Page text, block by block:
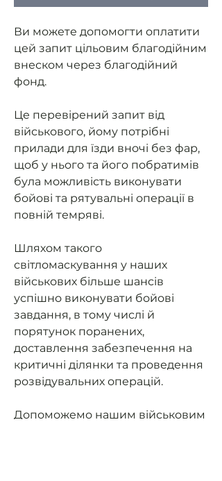
Ви можете допомогти оплатити
цей запит цільовим благодійним
внеском через благодійний
фонд.
Це перевірений запит від
військового, йому потрібні
прилади для їзди вночі без фар,
щоб у нього та його побратимів
була можливість виконувати
бойові та рятувальні операції в
повній темряві.
Шляхом такого
світломаскування у наших
військових більше шансів
успішно виконувати бойові
завдання, в тому числі й
порятунок поранених,
доставлення забезпечення на
критичні ділянки та проведення
розвідувальних операцій.
Допоможемо нашим військовим